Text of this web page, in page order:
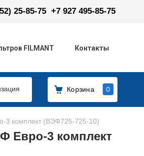
25-85-75 +7 927 495-85-75
FILMANT Контакты
Корзина 0
3 комплект (ВЭФ725-725-10)
Евро-3 комплект